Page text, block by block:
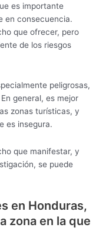
es importante
en consecuencia.
que ofrecer, pero
de los riesgos
peligrosas,
general, es mejor
zonas turísticas, y
es insegura.
que manifestar, y
se puede
en Honduras,
zona en la que